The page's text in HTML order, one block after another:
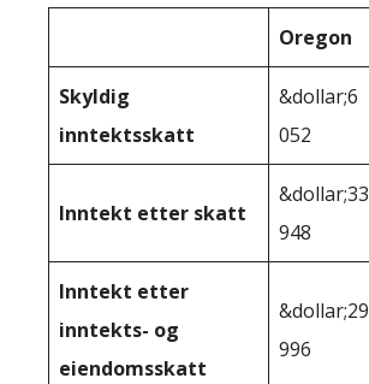
Oregon
Skyldig
inntektsskatt
&dollar;6
052
Inntekt etter skatt
&dollar;33
948
Inntekt etter
inntekts- og
eiendomsskatt
&dollar;29
996